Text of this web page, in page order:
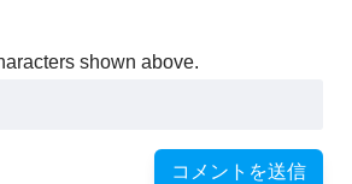
shown above.